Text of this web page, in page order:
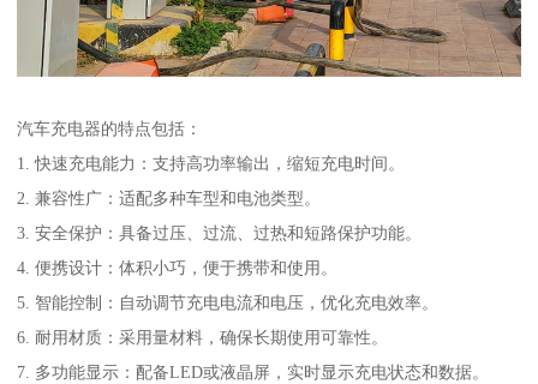
汽车充电器的特点包括：
1. 快速充电能力：支持高功率输出，缩短充电时间。
2. 兼容性广：适配多种车型和电池类型。
3. 安全保护：具备过压、过流、过热和短路保护功能。
4. 便携设计：体积小巧，便于携带和使用。
5. 智能控制：自动调节充电电流和电压，优化充电效率。
6. 耐用材质：采用量材料，确保长期使用可靠性。
7. 多功能显示：配备LED或液晶屏，实时显示充电状态和数据。